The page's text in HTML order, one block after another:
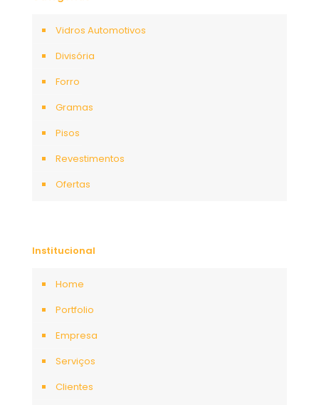
Vidros Automotivos
Divisória
Forro
Gramas
Pisos
Revestimentos
Ofertas
Institucional
Home
Portfolio
Empresa
Serviços
Clientes